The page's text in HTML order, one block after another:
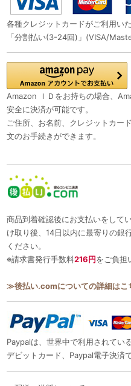
各種クレジットカードがご利用いた
「分割払い(3-24回)」(VISA/
Amazon ＩＤをお持ちの場合、
安全に決済が可能です。
ご住所、お名前、クレジットカー
文のお手続きができます。
商品到着確認後にお支払いをして
け取り後、14日以内に最寄りの銀
ください。
※請求書発行手数料216円をご負担
≫後払い.comについての詳細はこ
Paypalは、世界中で利用されてい
デビットカード、Paypal電子決済